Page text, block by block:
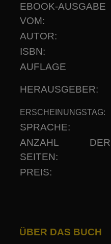
EBOOK-AUSGABE
VOM:
AUTOR:
ISBN:
AUFLAGE
HERAUSGEBER:
ERSCHEINUNGSTAG:
SPRACHE:
ANZAHL DER
SEITEN:
PREIS:
ÜBER DAS BUCH